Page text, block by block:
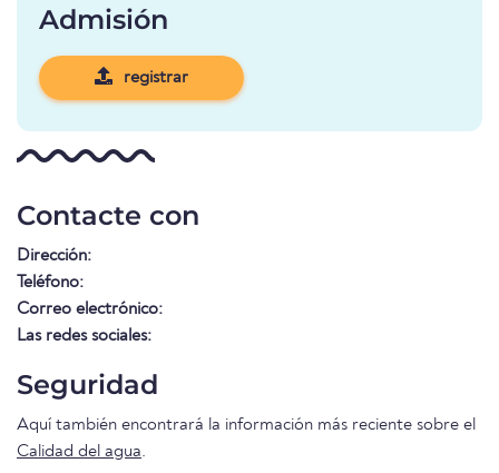
Admisión
registrar
Contacte con
Dirección:
Teléfono:
Correo electrónico:
Las redes sociales:
Seguridad
Aquí también encontrará la información más reciente sobre el
Calidad del agua.